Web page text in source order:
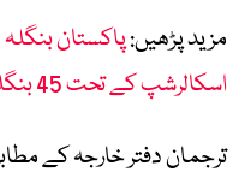
مزید پڑھیں:پاکستان
اسکالرشپ کے تحت 45 بنگلہ دیشی طلبا کراچی پہنچ گئے
ترجمان دفتر خارجہ کے